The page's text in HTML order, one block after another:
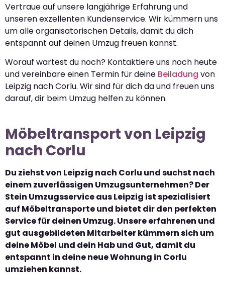
Vertraue auf unsere langjährige Erfahrung und
unseren exzellenten Kundenservice. Wir kümmern uns
um alle organisatorischen Details, damit du dich
entspannt auf deinen Umzug freuen kannst.
Worauf wartest du noch? Kontaktiere uns noch heute
und vereinbare einen Termin für deine Beiladung von
Leipzig nach Corlu. Wir sind für dich da und freuen uns
darauf, dir beim Umzug helfen zu können.
Möbeltransport von Leipzig
nach Corlu
Du ziehst von Leipzig nach Corlu und suchst nach
einem zuverlässigen Umzugsunternehmen? Der
Stein Umzugsservice aus Leipzig ist spezialisiert
auf Möbeltransporte und bietet dir den perfekten
Service für deinen Umzug. Unsere erfahrenen und
gut ausgebildeten Mitarbeiter kümmern sich um
deine Möbel und dein Hab und Gut, damit du
entspannt in deine neue Wohnung in Corlu
umziehen kannst.